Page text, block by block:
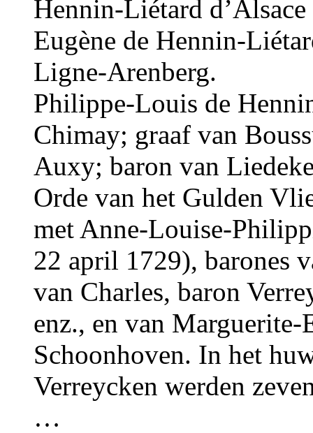
Hennin-Liétard
Eugène de Hennin-
Ligne-Arenberg.
Philippe-Louis de
Chimay; graaf van
Auxy; baron van
Orde van het Gulden
met Anne-Louise-
22 april 1729), barones
van Charles, baron
enz., en van
Schoonhoven. In het
Verreycken werden
…